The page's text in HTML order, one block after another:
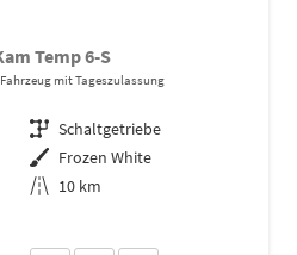
Temp 6-S
Fahrzeug mit Tageszulassung
Getriebe Schaltgetriebe
Außenfarbe Frozen White
Kilometerstand 10 km